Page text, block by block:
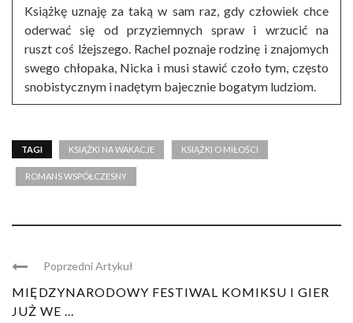
Książkę uznaję za taką w sam raz, gdy człowiek chce
oderwać się od przyziemnych spraw i wrzucić na
ruszt coś lżejszego. Rachel poznaje rodzinę i znajomych
swego chłopaka, Nicka i musi stawić czoło tym, często
snobistycznym i nadętym bajecznie bogatym ludziom.
TAGI KSIĄŻKI NA WAKACJE KSIĄŻKI O MIŁOŚCI
ROMANS WSPÓŁCZESNY
Poprzedni Artykuł
MIĘDZYNARODOWY FESTIWAL KOMIKSU I GIER
JUŻ WE ...